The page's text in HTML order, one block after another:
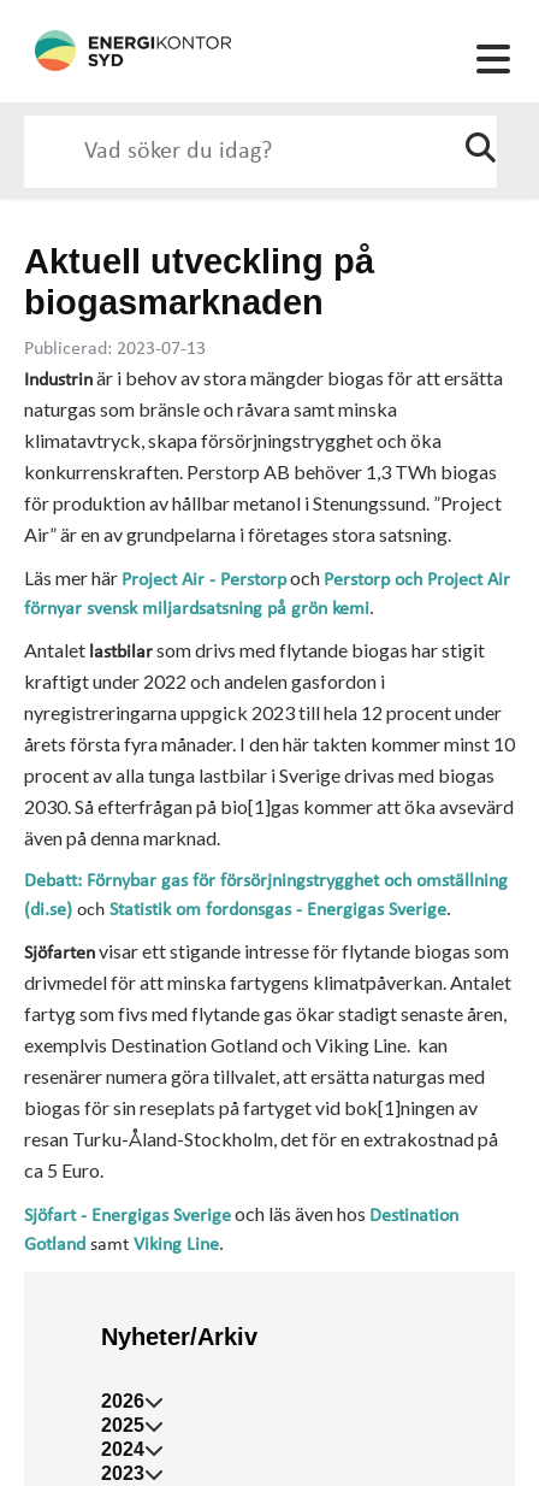
Aktuell utveckling på
biogasmarknaden
Publicerad: 2023-07-13
Industrinär i behov av stora mängder biogas för att ersätta
naturgas som bränsle och råvara samt minska
klimatavtryck, skapa försörjningstrygghet och öka
konkurrenskraften. Perstorp AB behöver 1,3 TWh biogas
för produktion av hållbar metanol i Stenungssund. ”Project
Air” är en av grundpelarna i företages stora satsning.
Läs mer här Project Air - Perstorpoch Perstorp och Project Air
förnyar svensk miljardsatsning på grön kemi.
Antalet lastbilarsom drivs med flytande biogas har stigit
kraftigt under 2022 och andelen gasfordon i
nyregistreringarna uppgick 2023 till hela 12 procent under
årets första fyra månader. I den här takten kommer minst 10
procent av alla tunga lastbilar i Sverige drivas med biogas
2030. Så efterfrågan på bio[1]gas kommer att öka avsevärd
även på denna marknad.
Debatt: Förnybar gas för försörjningstrygghet och omställning
(di.se) och Statistik om fordonsgas - Energigas Sverige.
Sjöfartenvisar ett stigande intresse för flytande biogas som
drivmedel för att minska fartygens klimatpåverkan. Antalet
fartyg som fivs med flytande gas ökar stadigt senaste åren,
exemplvis Destination Gotland ochViking Line. kan
resenärer numera göra tillvalet, att ersätta naturgas med
biogas för sin reseplats på fartyget vid bok[1]ningen av
resan Turku-Åland-Stockholm, det för en extrakostnad på
ca 5 Euro.
Sjöfart - Energigas Sverigeoch läs även hos Destination
Gotland samt Viking Line.
Nyheter/Arkiv
2026
2025
2024
2023